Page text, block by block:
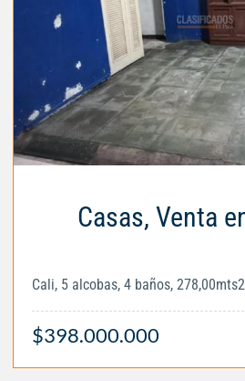
Casas, Venta
Cali, 5 alcobas, 4 baños, 278,00mts2
$398.000.000